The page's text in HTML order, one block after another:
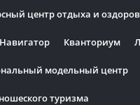
центр отдыха и
Навигатор Кванториум
модельный центр
туризма